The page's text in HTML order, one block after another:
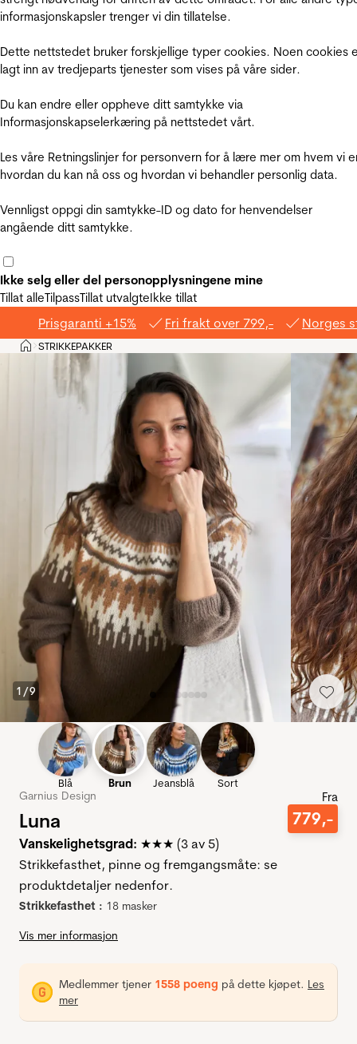
informasjonskapsler trenger vi din tillatelse.
Dette nettstedet bruker forskjellige typer cookies. Noen cookies
lagt inn av tredjeparts tjenester som vises på våre sider.
Du kan endre eller oppheve ditt samtykke via
Informasjonskapselerkæring på nettstedet vårt.
Les våre Retningslinjer for personvern for å lære mer om hvem vi
hvordan du kan nå oss og hvordan vi behandler personlig data.
Vennligst oppgi din samtykke-ID og dato for henvendelser
angående ditt samtykke.
Ikke selg eller del personopplysningene mine
Tillat alleTilpassTillat utvalgteIkke tillat
Prisgaranti +15% Fri frakt over 799,- Norges
Hjem
>STRIKKEPAKKER
1 /9
Blå Brun Jeansblå Sort
Garnius Design
Luna
Fra
779,-
Vanskelighetsgrad: ★★★ (3 av 5)
Strikkefasthet, pinne og fremgangsmåte: se
produktdetaljer nedenfor.
Strikkefasthet : 18 masker
Vis mer informasjon
Medlemmer tjener 1558 poeng på dette kjøpet. Les
mer